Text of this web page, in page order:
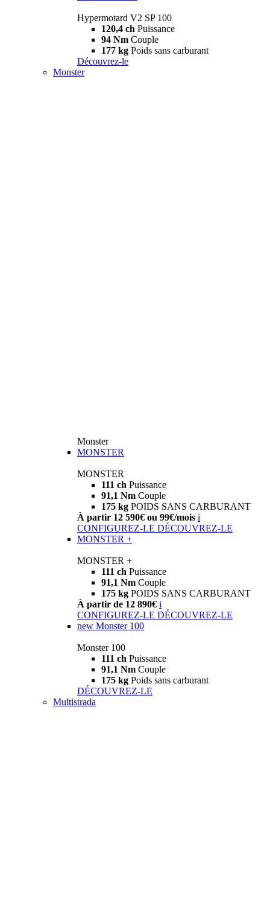
Hypermotard V2 SP 100
120,4 ch Puissance
94 Nm Couple
177 kg Poids sans carburant
Découvrez-le
Monster
Monster
MONSTER
MONSTER
111 ch Puissance
91,1 Nm Couple
175 kg POIDS SANS CARBURANT
À partir 12 590€ ou 99€/mois i
CONFIGUREZ-LE DÉCOUVREZ-LE
MONSTER +
MONSTER +
111 ch Puissance
91,1 Nm Couple
175 kg POIDS SANS CARBURANT
À partir de 12 890€ i
CONFIGUREZ-LE DÉCOUVREZ-LE
new Monster 100
Monster 100
111 ch Puissance
91,1 Nm Couple
175 kg Poids sans carburant
DÉCOUVREZ-LE
Multistrada